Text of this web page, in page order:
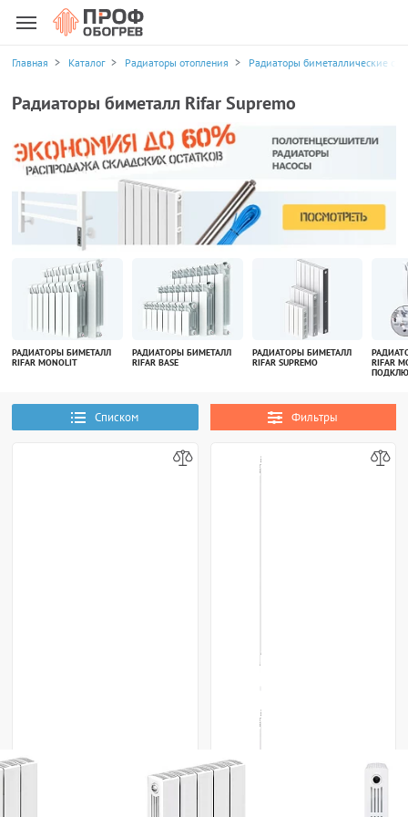
Главная Каталог Радиаторы отопления Радиаторы биметаллические
Радиаторы биметалл Rifar Supremo
РАДИАТОРЫ БИМЕТАЛЛ
RIFAR MONOLIT
РАДИАТОРЫ БИМЕТАЛЛ
RIFAR BASE
РАДИАТОРЫ БИМЕТАЛЛ
RIFAR SUPREMO
RIFAR
Списком Фильтры